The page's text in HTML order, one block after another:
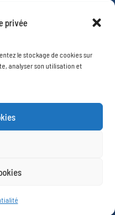
privée
le stockage de cookies sur
analyser son utilisation et
groupe
?